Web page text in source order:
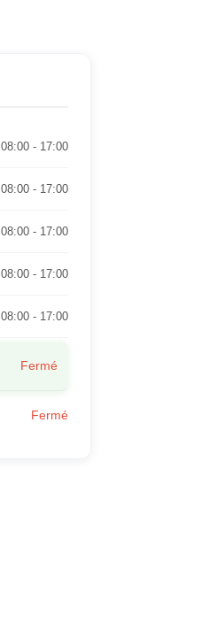
08:00 - 17:00
08:00 - 17:00
08:00 - 17:00
08:00 - 17:00
08:00 - 17:00
Fermé
Fermé